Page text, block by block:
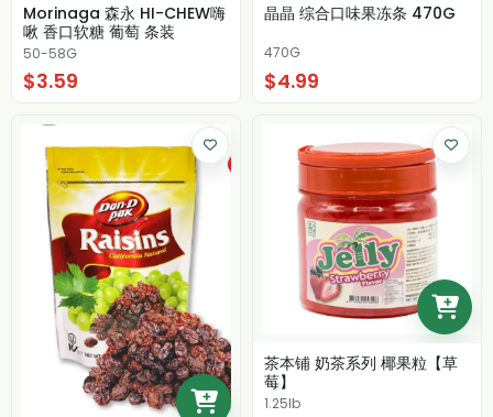
Morinaga 森永 HI-CHEW嗨
啾 香口软糖 葡萄 条装
50-58G
$3.59
晶晶 综合口味果冻条 470G
470G
$4.99
茶本铺 奶茶系列 椰果粒【草
莓】
1.25lb